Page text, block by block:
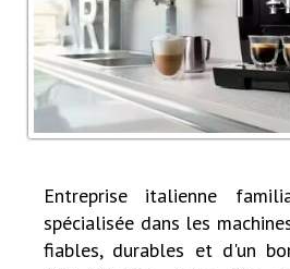
Entreprise italienne
spécialisée dans les
fiables, durables et d'un